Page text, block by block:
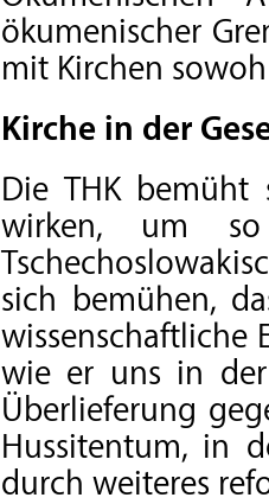
ökumenischer
mit Kirchen
Kirche in der
Die THK bemüht
wirken, um
sich bemühen,
wissenschaftliche
wie er uns in
Überlieferung
Hussitentum, in
durch weiteres